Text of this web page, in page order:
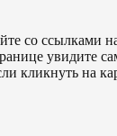
со ссылками на
увидите
кликнуть на